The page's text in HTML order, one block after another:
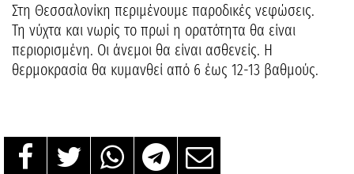
Στη Θεσσαλονίκη περιμένουμε παροδικές νεφώσεις.
Τη νύχτα και νωρίς το πρωί η ορατότητα θα είναι
περιορισμένη. Οι άνεμοι θα είναι ασθενείς. Η
θερμοκρασία θα κυμανθεί από 6 έως 12-13 βαθμούς.